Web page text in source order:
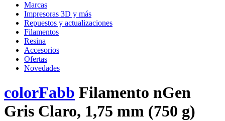
Marcas
Impresoras 3D y más
Repuestos y actualizaciones
Filamentos
Resina
Accesorios
Ofertas
Novedades
colorFabb Filamento nGen
Gris Claro, 1,75 mm (750 g)